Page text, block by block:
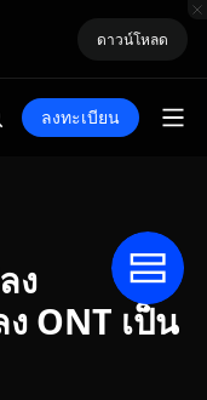
ดาวน์โหลด
ลงทะเบียน
ง
ONT เป็น